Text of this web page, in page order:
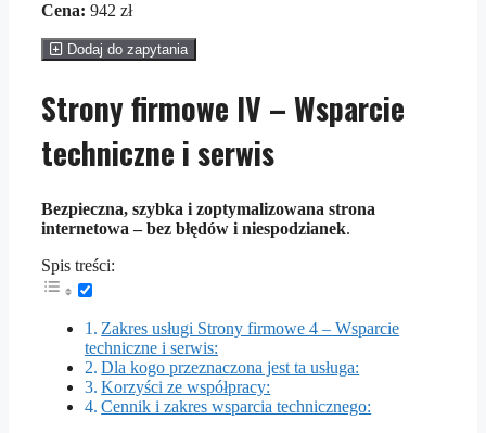
Cena: 942 zł
Dodaj do zapytania
Strony firmowe IV – Wsparcie
techniczne i serwis
Bezpieczna, szybka i zoptymalizowana strona
internetowa – bez błędów i niespodzianek.
Spis treści:
Zakres usługi Strony firmowe 4 – Wsparcie
techniczne i serwis:
Dla kogo przeznaczona jest ta usługa:
Korzyści ze współpracy:
Cennik i zakres wsparcia technicznego: